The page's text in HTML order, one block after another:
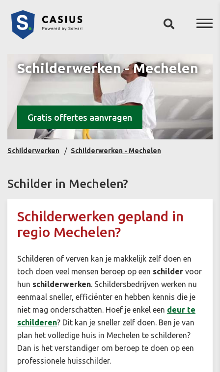
Schilderwerken - Mechelen
Gratis offertes aanvragen
Schilderwerken Schilderwerken - Mechelen
Schilder in Mechelen?
Schilderwerken gepland in
regio Mechelen?
Schilderen of verven kan je makkelijk zelf doen en
toch doen veel mensen beroep op een schilder voor
hun schilderwerken. Schildersbedrijven werken nu
eenmaal sneller, efficiënter en hebben kennis die je
niet mag onderschatten. Hoef je enkel een deur te
schilderen? Dit kan je sneller zelf doen. Ben je van
plan het volledige huis in Mechelen te schilderen?
Dan is het verstandiger om beroep te doen op een
professionele huisschilder.